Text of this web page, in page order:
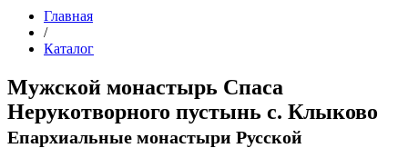
Главная
/
Каталог
Мужской монастырь Спаса
Нерукотворного пустынь с. Клыково
Епархиальные монастыри Русской